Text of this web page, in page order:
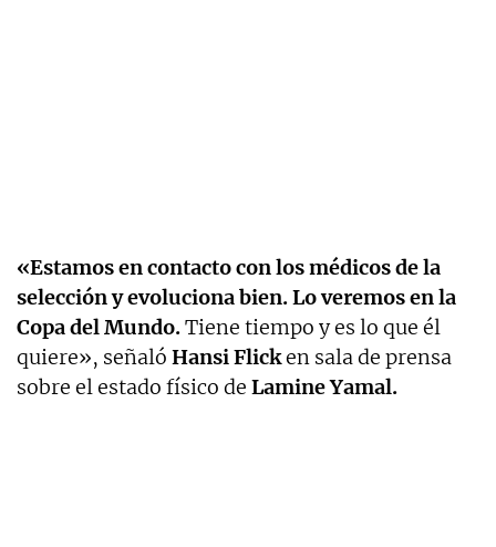
«Estamos en contacto con los médicos de la
selección y evoluciona bien.Lo veremos en la
Copa del Mundo.Tiene tiempo y es lo que él
quiere», señaló Hansi Flicken sala de prensa
sobre el estado físico de Lamine Yamal.